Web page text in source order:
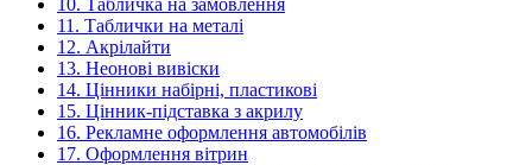
10. Табличка на замовлення
11. Таблички на металі
12. Акрілайти
13. Неонові вивіски
14. Цінники набірні, пластикові
15. Цінник-підставка з акрилу
16. Рекламне оформлення автомобілів
17. Оформлення вітрин